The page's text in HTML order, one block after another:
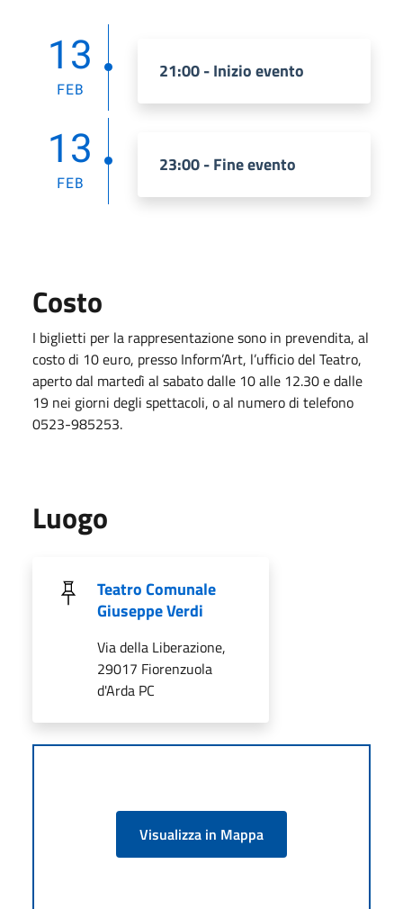
13
FEB
21:00 - Inizio evento
13
FEB
23:00 - Fine evento
Costo
I biglietti per la rappresentazione sono in prevendita, al
costo di 10 euro, presso Inform’Art, l’ufficio del Teatro,
aperto dal martedì al sabato dalle 10 alle 12.30 e dalle
19 nei giorni degli spettacoli, o al numero di telefono
0523-985253.
Luogo
Teatro Comunale
Giuseppe Verdi
Via della Liberazione,
29017 Fiorenzuola
d'Arda PC
Visualizza in Mappa